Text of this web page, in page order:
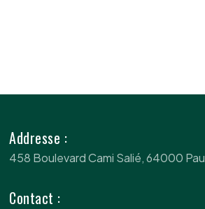
Addresse :
458 Boulevard Cami Salié, 64000 Pau
Contact :